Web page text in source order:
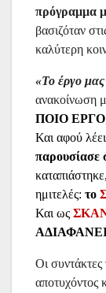
πρόγραμμα
βασιζόταν
καλύτερη
«Το έργο μας
ανακοίνωση
ΠΟΙΟ
Και αφού
παρουσίασε
ημιτελές: το
Και ως
Οι
αποτυχόντος